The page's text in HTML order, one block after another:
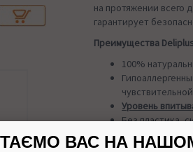
на протяжении всего
гарантирует
Преимущества
100%
Уровень
Без пластика,
Комфорт и
ВАС НА